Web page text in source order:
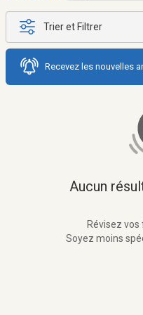
Trier et Filtrer
Recevez les nouvelles
Aucun
Révisez vos
Soyez moins